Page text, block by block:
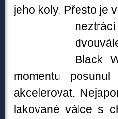
jeho koly. Přesto je
neztrácí
Black
momentu
akcelerovat.
lakované válce s